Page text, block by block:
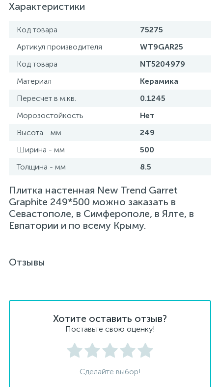
Характеристики
Код товара
75275
Артикул производителя
WT9GAR25
Код товара
NT5204979
Материал
Керамика
Пересчет в м.кв.
0.1245
Морозостойкость
Нет
Высота - мм
249
Ширина - мм
500
Толщина - мм
8.5
Плитка настенная New Trend Garret
Graphite 249*500 можно заказать в
Севастополе, в Симферополе, в Ялте, в
Евпатории и по всему Крыму.
Отзывы
Хотите оставить отзыв?
Поставьте свою оценку!
Сделайте выбор!